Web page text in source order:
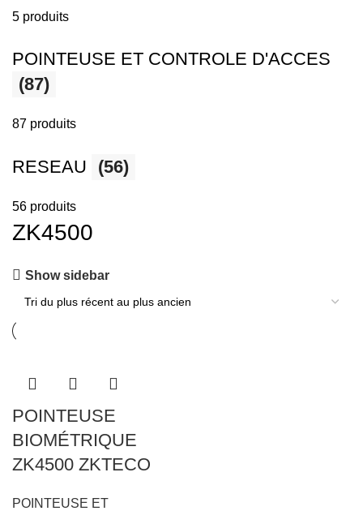
5 produits
POINTEUSE ET CONTROLE D'ACCES
(87)
87 produits
RESEAU (56)
56 produits
ZK4500
Show sidebar
POINTEUSE
BIOMÉTRIQUE
ZK4500 ZKTECO
POINTEUSE ET